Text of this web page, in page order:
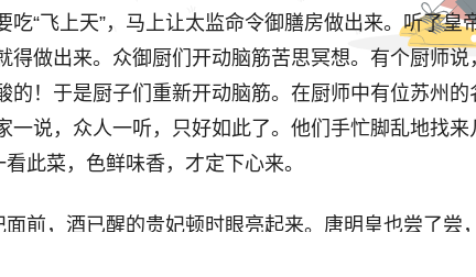
吃“飞上天”，马上让太监命令御膳房做出来。听了
得做出来。众御厨们开动脑筋苦思冥想。有个厨师
的！于是厨子们重新开动脑筋。在厨师中有位苏州
一说，众人一听，只好如此了。他们手忙脚乱地找
此菜，色鲜味香，才定下心来。
前，酒已醒的贵妃顿时眼亮起来。唐明皇也尝了尝